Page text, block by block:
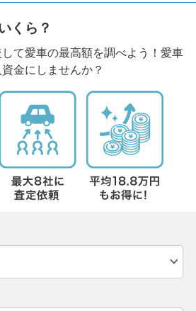
くら？
て愛車の最高額を調べよう！愛車
金にしませんか？